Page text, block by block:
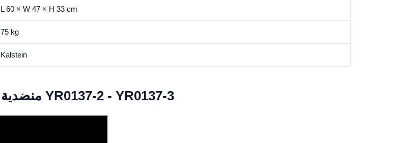
L 60 × W 47 × H 33 cm
75 kg
Kalstein
Video منضدية عالية السرعة الطرد المركزي YR0137-2 - YR0137-3